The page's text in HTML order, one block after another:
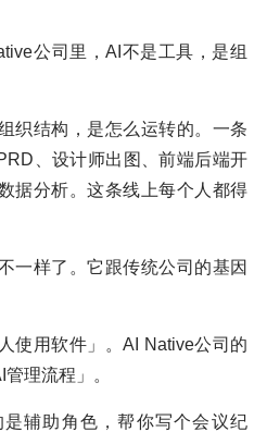
公司里，AI不是工具，是组
织结构，是怎么运转的。一条
、设计师出图、前端后端开
据分析。这条线上每个人都得
一样了。它跟传统公司的基因
使用软件」。AI Native公司的
理流程」。
辅助角色，帮你写个会议纪